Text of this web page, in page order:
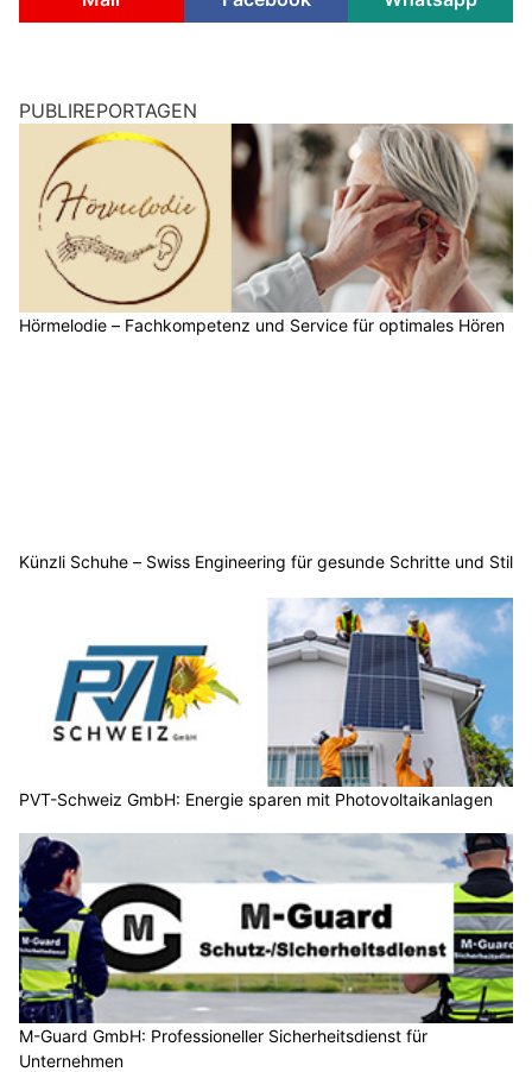
PUBLIREPORTAGEN
Hörmelodie – Fachkompetenz und Service für optimales Hören
Künzli Schuhe – Swiss Engineering für gesunde Schritte und Stil
PVT-Schweiz GmbH: Energie sparen mit Photovoltaikanlagen
M-Guard GmbH: Professioneller Sicherheitsdienst für
Unternehmen